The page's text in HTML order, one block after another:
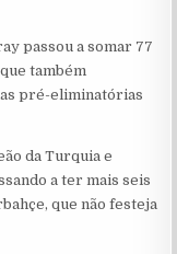
passou a somar 77
também
pré-eliminatórias
da Turquia e
a ter mais seis
que não festeja